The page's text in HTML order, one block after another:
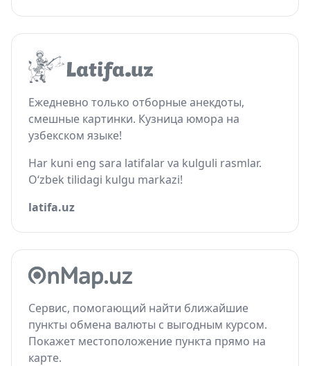
Ежедневно только отборные анекдоты,
смешные картинки. Кузница юмора на
узбекском языке!
Har kuni eng sara latifalar va kulguli rasmlar.
O‘zbek tilidagi kulgu markazi!
latifa.uz
Сервис, помогающий найти ближайшие
пункты обмена валюты с выгодным курсом.
Покажет местоположение пункта прямо на
карте.